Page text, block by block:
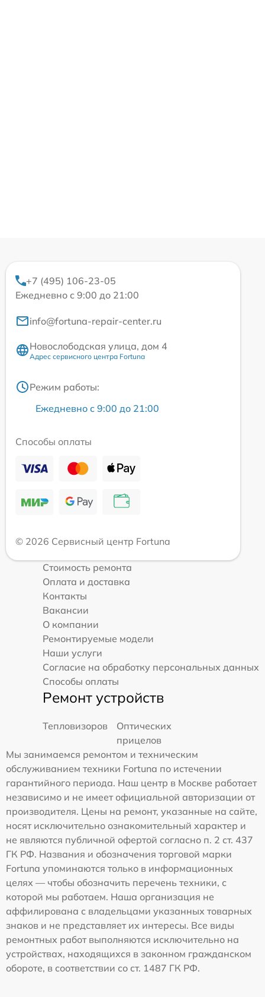
+7 (495) 106-23-05
Ежедневно с 9:00 до 21:00
info@fortuna-repair-center.ru
Новослободская улица, дом 4
Адрес сервисного центра Fortuna
Режим работы:
Ежедневно с 9:00 до 21:00
Способы оплаты
© 2026 Сервисный центр Fortuna
Стоимость ремонта
Оплата и доставка
Контакты
Вакансии
О компании
Ремонтируемые модели
Наши услуги
Согласие на обработку персональных данных
Способы оплаты
Ремонт устройств
Тепловизоров
Оптических
прицелов
Мы занимаемся ремонтом и техническим
обслуживанием техники Fortuna по истечении
гарантийного периода. Наш центр в Москве работает
независимо и не имеет официальной авторизации от
производителя. Цены на ремонт, указанные на сайте,
носят исключительно ознакомительный характер и
не являются публичной офертой согласно п. 2 ст. 437
ГК РФ. Названия и обозначения торговой марки
Fortuna упоминаются только в информационных
целях — чтобы обозначить перечень техники, с
которой мы работаем. Наша организация не
аффилирована с владельцами указанных товарных
знаков и не представляет их интересы. Все виды
ремонтных работ выполняются исключительно на
устройствах, находящихся в законном гражданском
обороте, в соответствии со ст. 1487 ГК РФ.